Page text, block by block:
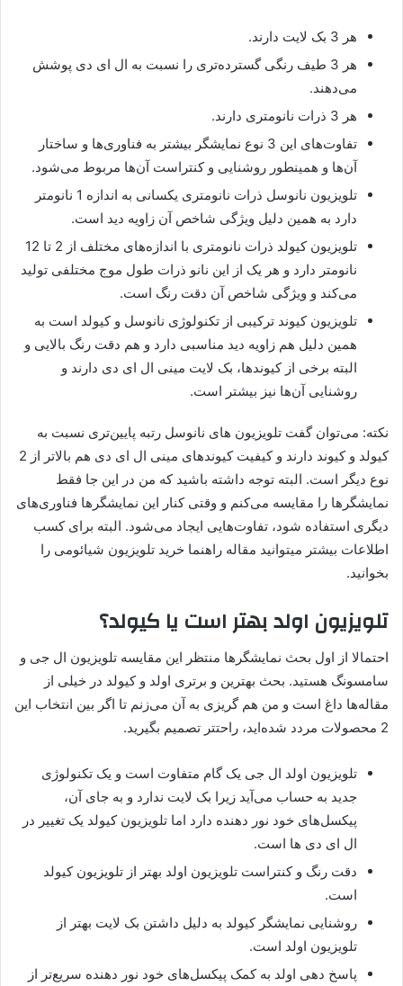
هر 3 بک لایت دارند.
هر 3 طیف رنگی گسترده‌تری را نسبت به ال ای دی پوشش
می‌دهند.
هر 3 ذرات نانومتری دارند.
تفاوت‌های این 3 نوع نمایشگر بیشتر به فناوری‌ها و ساختار
آن‌ها و همینطور روشنایی و کنتراست آن‌ها مربوط می‌شود.
تلویزیون نانوسل ذرات نانومتری یکسانی به اندازه 1 نانومتر
دارد به همین دلیل ویژگی شاخص آن زاویه دید است.
تلویزیون کیولد ذرات نانومتری با اندازه‌های مختلف از 2 تا 12
نانومتر دارد و هر یک از این نانو ذرات طول موج مختلفی تولید
می‌کند و ویژگی شاخص آن دقت رنگ است.
تلویزیون کیوند ترکیبی از تکنولوژی نانوسل و کیولد است به
همین دلیل هم زاویه دید مناسبی دارد و هم دقت رنگ بالایی و
البته برخی از کیوندها، بک لایت مینی ال ای دی دارند و
روشنایی آن‌ها نیز بیشتر است.
نکته: می‌توان گفت تلویزیون های نانوسل رتبه پایین‌تری نسبت به
کیولد و کیوند دارند و کیفیت کیوندهای مینی ال ای دی هم بالاتر از 2
نوع دیگر است. البته توجه داشته باشید که من در این جا فقط
نمایشگرها را مقایسه می‌کنم و وقتی کنار این نمایشگرها فناوری‌های
دیگری استفاده شود، تفاوت‌هایی ایجاد می‌شود. البته برای کسب
اطلاعات بیشتر میتوانید مقاله راهنما خرید تلویزیون شیائومی را
بخوانید.
تلویزیون اولد بهتر است یا کیولد؟
احتمالا از اول بحث نمایشگرها منتظر این مقایسه تلویزیون ال جی و
سامسونگ هستید. بحث بهترین و برتری اولد و کیولد در خیلی از
مقاله‌ها داغ است و من هم گریزی به آن می‌زنم تا اگر بین انتخاب این
2 محصولات مردد شده‌اید، راحتتر تصمیم بگیرید.
تلویزیون اولد ال جی یک گام متفاوت است و یک تکنولوژی
جدید به حساب می‌آید زیرا بک لایت ندارد و به جای آن،
پیکسل‌های خود نور دهنده دارد اما تلویزیون کیولد یک تغییر در
ال ای دی ها است.
دقت رنگ و کنتراست تلویزیون اولد بهتر از تلویزیون کیولد
است.
روشنایی نمایشگر کیولد به دلیل داشتن بک لایت بهتر از
تلویزیون اولد است.
پاسخ دهی اولد به کمک پیکسل‌های خود نور دهنده سریع‌تر از